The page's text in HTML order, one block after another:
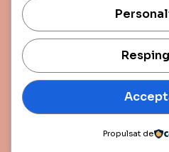
Copyright © 2025 All
Rights Reserved.